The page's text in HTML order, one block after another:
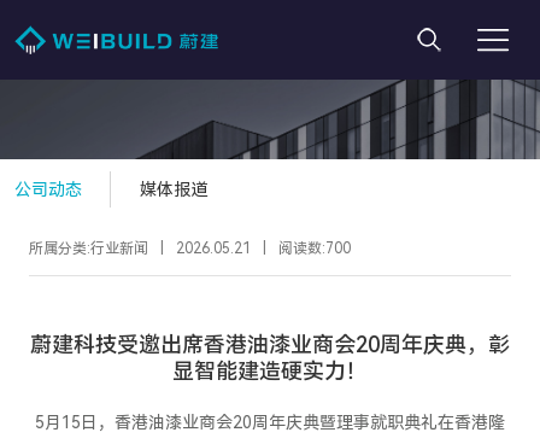
公司动态 媒体报道
所属分类:行业新闻 2026.05.21 阅读数: 700
蔚建科技受邀出席香港油漆业商会20周年庆典，彰
显智能建造硬实力！
5月15日，香港油漆业商会20周年庆典暨理事就职典礼在香港隆